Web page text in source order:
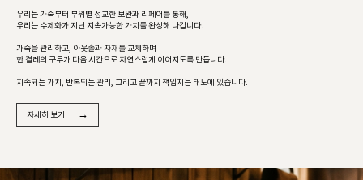
우리는 가죽부터 부위별 정교한 보완과 리페어를 통해,
우리는 수제화가 지닌 지속가능한 가치를 완성해 나갑니다.
가죽을 관리하고, 아웃솔과 자재를 교체하며
한 켤레의 구두가 다음 시간으로 자연스럽게 이어지도록 만듭니다.
지속되는 가치, 반복되는 관리, 그리고 끝까지 책임지는 태도에 있습니다.
자세히 보기 →